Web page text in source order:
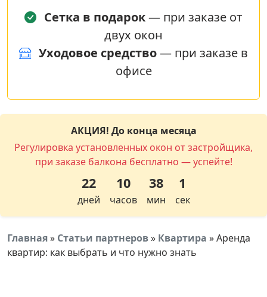
Сетка в подарок— при заказе от
двух окон
Уходовое средство— при заказе в
офисе
АКЦИЯ! До конца месяца
Регулировка установленных окон от застройщика,
при заказе балкона бесплатно — успейте!
22
дней
10
часов
38
мин
1
сек
Главная» Статьи партнеров» Квартира »Аренда
квартир: как выбрать и что нужно знать